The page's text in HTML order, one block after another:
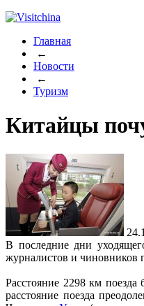
Главная
←
Новости
←
Туризм
Китайцы
В последние дни
журналистов и чиновников
Расстояние 2298 км поезда
расстояние поезда